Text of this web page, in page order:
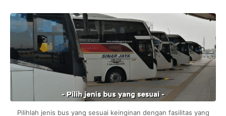
Pilihlah jenis bus yang sesuai keinginan dengan fasilitas yang